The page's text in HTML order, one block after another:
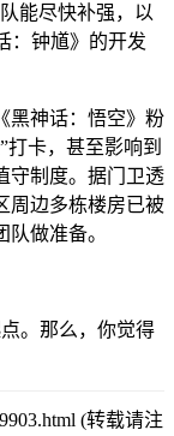
能尽快补强，以
：钟馗》的开发
神话：悟空》粉
打卡，甚至影响到
守制度。据门卫透
边多栋楼房已被
做准备。
。那么，你觉得
(转载请注